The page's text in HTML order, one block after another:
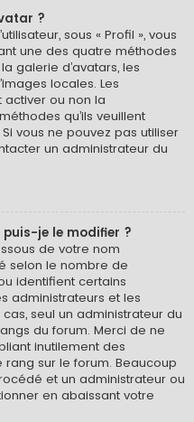
?
sous « Profil », vous
une des quatre méthodes
galerie d’avatars, les
locales. Les
ou non la
qu’ils veuillent
vous ne pouvez pas utiliser
un administrateur du
je le modifier ?
de votre nom
selon le nombre de
identifient certains
administrateurs et les
seul un administrateur du
du forum. Merci de ne
inutilement des
sur le forum. Beaucoup
et un administrateur ou
en abaissant votre